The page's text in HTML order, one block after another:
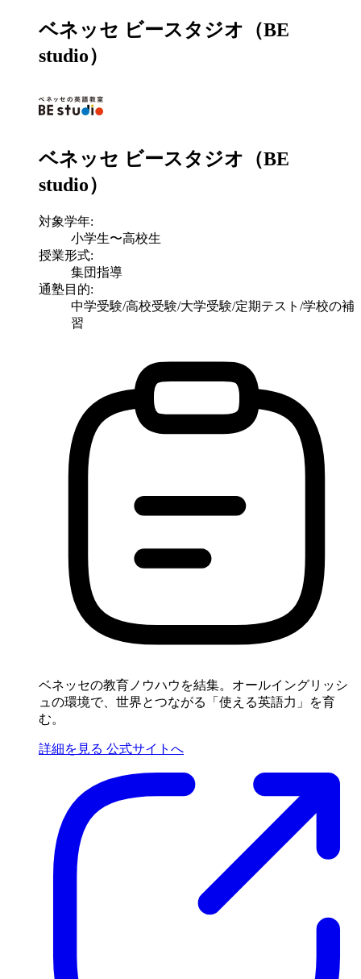
ベネッセ ビースタジオ（BE
studio）
ベネッセ ビースタジオ（BE
studio）
対象学年:
小学生〜高校生
授業形式:
集団指導
通塾目的:
中学受験/高校受験/大学受験/定期テスト/学校の補
習
ベネッセの教育ノウハウを結集。オールイングリッシ
ュの環境で、世界とつながる「使える英語力」を育
む。
詳細を見る 公式サイトへ